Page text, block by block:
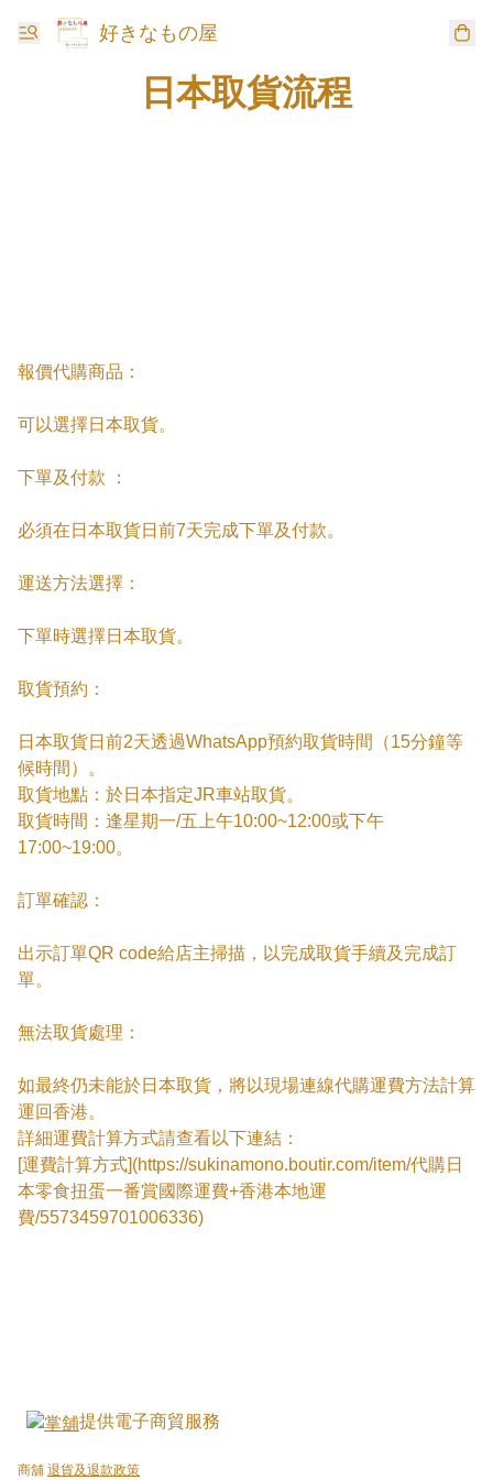
好きなもの屋
日本取貨流程
報價代購商品：
可以選擇日本取貨。
下單及付款 ：
必須在日本取貨日前7天完成下單及付款。
運送方法選擇：
下單時選擇日本取貨。
取貨預約：
日本取貨日前2天透過WhatsApp預約取貨時間（15分鐘等
候時間）。
取貨地點：於日本指定JR車站取貨。
取貨時間：逢星期一/五上午10:00~12:00或下午
17:00~19:00。
訂單確認：
出示訂單QR code給店主掃描，以完成取貨手續及完成訂
單。
無法取貨處理：
如最終仍未能於日本取貨，將以現場連線代購運費方法計算
運回香港。
詳細運費計算方式請查看以下連結：
[運費計算方式](https://sukinamono.boutir.com/item/代購日
本零食扭蛋一番賞國際運費+香港本地運
費/5573459701006336)
提供電子商貿服務
商舖 退貨及退款政策